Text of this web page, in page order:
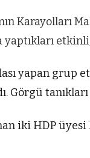
Karayolları
yaptıkları
yapan grup
Görgü
iki HDP